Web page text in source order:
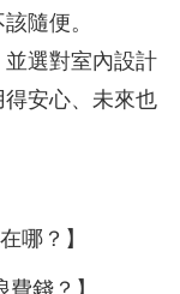
隨便。
選對室內設計
安心、未來也
哪？】
錢？】